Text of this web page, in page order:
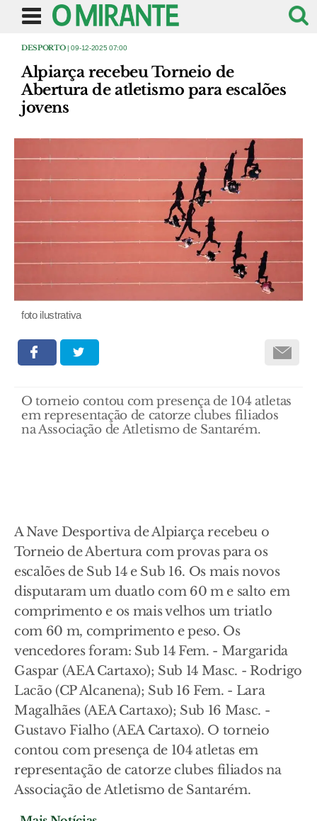
DESPORTO| 09-12-2025 07:00
Alpiarça recebeu Torneio de
Abertura de atletismo para escalões
jovens
foto ilustrativa
O torneio contou com presença de 104 atletas
em representação de catorze clubes filiados
na Associação de Atletismo de Santarém.
A Nave Desportiva de Alpiarça recebeu o
Torneio de Abertura com provas para os
escalões de Sub 14 e Sub 16. Os mais novos
disputaram um duatlo com 60 m e salto em
comprimento e os mais velhos um triatlo
com 60 m, comprimento e peso. Os
vencedores foram: Sub 14 Fem. - Margarida
Gaspar (AEA Cartaxo); Sub 14 Masc. - Rodrigo
Lacão (CP Alcanena); Sub 16 Fem. - Lara
Magalhães (AEA Cartaxo); Sub 16 Masc. -
Gustavo Fialho (AEA Cartaxo). O torneio
contou com presença de 104 atletas em
representação de catorze clubes filiados na
Associação de Atletismo de Santarém.